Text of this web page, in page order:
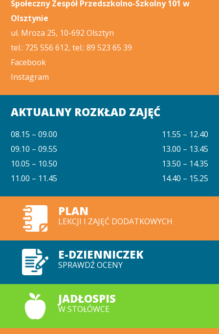
Społeczny Zespół Przedszkolno-Szkolny 101 w
Olsztynie
ul. Mroza 25, 10-692 Olsztyn
tel.: 725 556 612, tel.: 89 523 65 39
Facebook
Instagram
AKTUALNY ROZKŁAD ZAJĘĆ
08.15 – 09.00
09.10 – 09.55
10.05 – 10.50
11.00 – 11.45
11.55 – 12.40
13.00 – 13.45
13.50 – 14.35
14.40 – 15.25
PLAN
LEKCJI I ZAJĘĆ DODATKOWYCH
E-DZIENNICZEK
SPRAWDŹ OCENY
JADŁOSPIS
W STOŁÓWCE